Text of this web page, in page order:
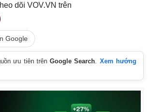
dõi VOV.VN trên
Google
ưu tiên trênGoogle Search
Xem hướng